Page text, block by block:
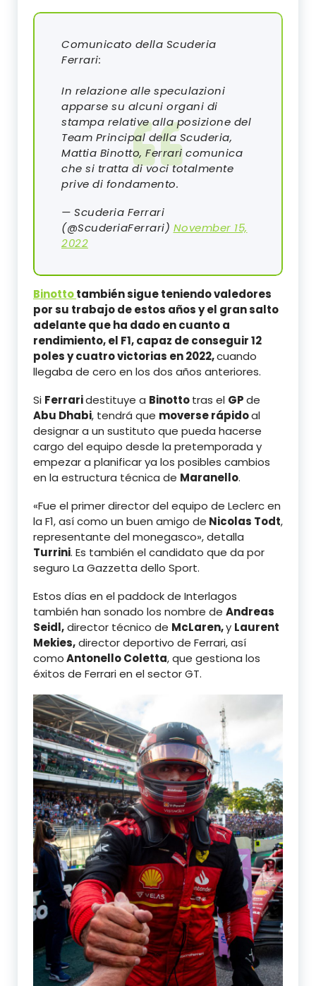
Comunicato della Scuderia
Ferrari:
In relazione alle speculazioni
apparse su alcuni organi di
stampa relative alla posizione del
Team Principal della Scuderia,
Mattia Binotto, Ferrari comunica
che si tratta di voci totalmente
prive di fondamento.
— Scuderia Ferrari
(@ScuderiaFerrari) November 15,
2022
Binottotambién sigue teniendo valedores
por su trabajo de estos años y el gran salto
adelante que ha dado en cuanto a
rendimiento, el F1, capaz de conseguir 12
poles y cuatro victorias en 2022,cuando
llegaba de cero en los dos años anteriores.
Si Ferraridestituye a Binottotras el GPde
Abu Dhabi, tendrá que moverse rápidoal
designar a un sustituto que pueda hacerse
cargo del equipo desde la pretemporada y
empezar a planificar ya los posibles cambios
en la estructura técnica de Maranello.
«Fue el primer director del equipo de Leclerc en
la F1, así como un buen amigo de Nicolas Todt,
representante del monegasco», detalla
Turrini. Es también el candidato que da por
seguro La Gazzetta dello Sport.
Estos días en el paddock de Interlagos
también han sonado los nombre de Andreas
Seidl,director técnico de McLaren,y Laurent
Mekies,director deportivo de Ferrari, así
comoAntonello Coletta, que gestiona los
éxitos de Ferrari en el sector GT.